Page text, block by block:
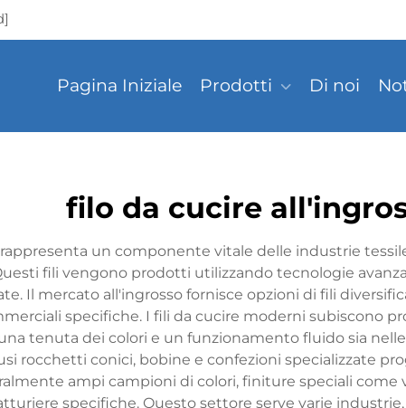
Pagina Iniziale Prodotti Di noi
filo da cucire
un componente vitale delle industrie
fili vengono prodotti utilizzando tecnologie
Il mercato all'ingrosso fornisce opzioni di fili
specifiche. I fili da cucire moderni subiscono
tenuta dei colori e un funzionamento fluido sia
rocchetti conici, bobine e confezioni specializzate
ampi campioni di colori, finiture speciali
specifiche. Questo settore serve varie